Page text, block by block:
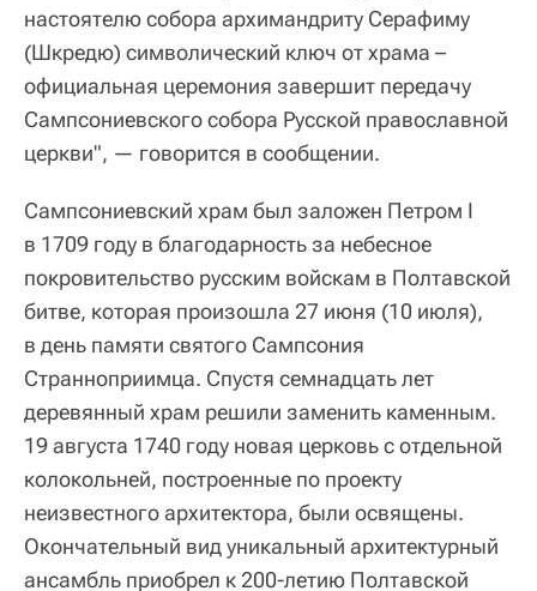
настоятелю собора архимандриту Серафиму
(Шкредю) символический ключ от храма –
официальная церемония завершит передачу
Сампсониевского собора Русской православной
церкви", — говорится в сообщении.
Сампсониевский храм был заложен Петром I
в 1709 году в благодарность за небесное
покровительство русским войскам в Полтавской
битве, которая произошла 27 июня (10 июля),
в день памяти святого Сампсония
Странноприимца. Спустя семнадцать лет
деревянный храм решили заменить каменным.
19 августа 1740 году новая церковь с отдельной
колокольней, построенные по проекту
неизвестного архитектора, были освящены.
Окончательный вид уникальный архитектурный
ансамбль приобрел к 200-летию Полтавской